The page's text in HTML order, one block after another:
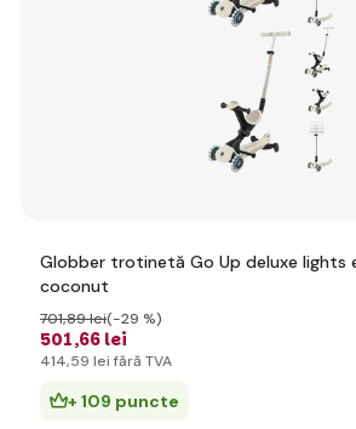
Globber trotinetă Go Up deluxe lights
coconut
501,66 lei
701,89 lei(-29 %)
414,59 lei fără TVA
+ 109 puncte